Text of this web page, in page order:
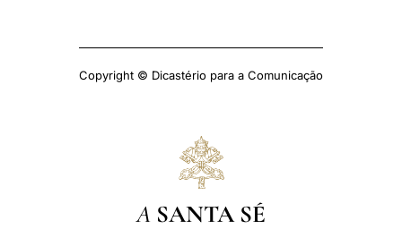
Copyright © Dicastério para a Comunicação
A SANTA SÉ